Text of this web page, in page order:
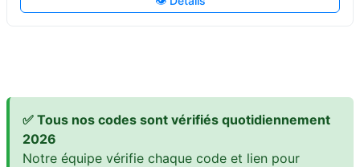
✅ Tous nos codes sont vérifiés quotidiennement
2026
Notre équipe vérifie chaque code et lien pour